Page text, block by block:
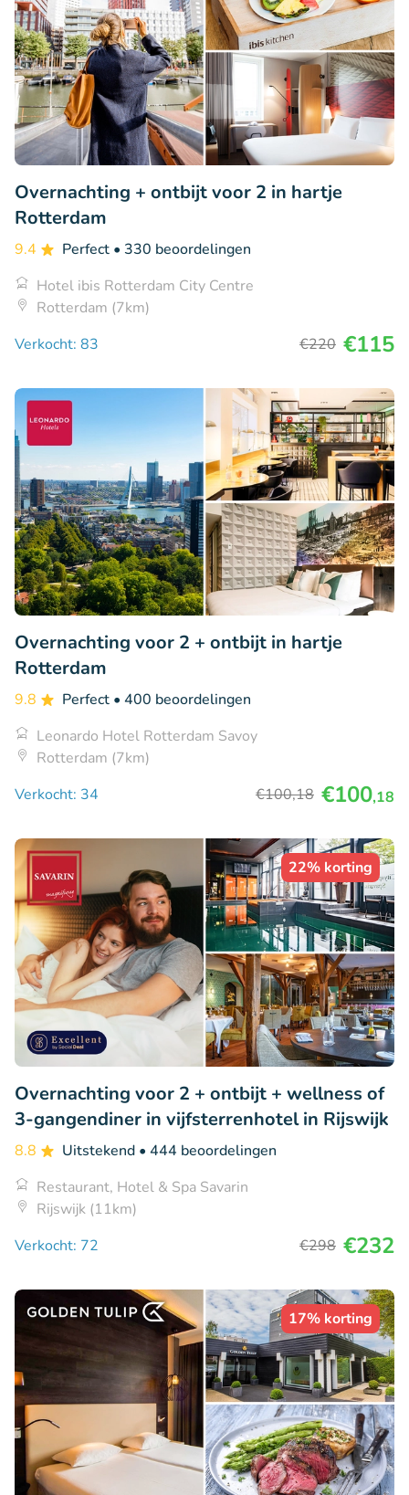
Overnachting + ontbijt voor 2 in hartje
Rotterdam
9.4 Perfect • 330 beoordelingen
Hotel ibis Rotterdam City Centre
Rotterdam (7km)
Verkocht: 83
€220 €115
Overnachting voor 2 + ontbijt in hartje
Rotterdam
9.8 Perfect • 400 beoordelingen
Leonardo Hotel Rotterdam Savoy
Rotterdam (7km)
Verkocht: 34
€100,18 €100,18
22% korting
Overnachting voor 2 + ontbijt + wellness of
3-gangendiner in vijfsterrenhotel in Rijswijk
8.8 Uitstekend • 444 beoordelingen
Restaurant, Hotel & Spa Savarin
Rijswijk (11km)
Verkocht: 72
€298 €232
17% korting